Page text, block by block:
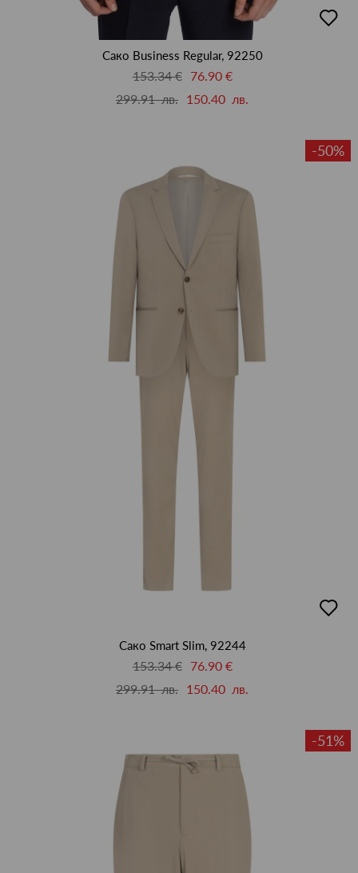
в
Сако Business Regular, 92250
153.34 €
76.90 €
299.91 лв. 150.40 лв.
-50%
в
Сако Smart Slim, 92244
153.34 €
76.90 €
299.91 лв. 150.40 лв.
-51%